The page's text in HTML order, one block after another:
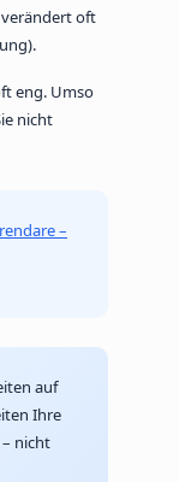
verändert oft
eng. Umso
nicht
–
auf
Ihre
nicht